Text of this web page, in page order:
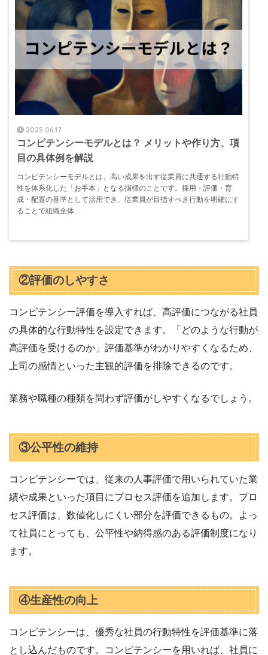
2025.06.17
コンピテンシーモデルとは？ メリットや作り方、項
目の具体例を解説
コンピテンシーモデルとは、高い成果を出す従業員に共通する行動特
性を体系化した「お手本」となる指標のことです。採用・評価・育
成・配置の基準として活用でき、従業員が目指すべき行動を明確にす
ることで組織全体...
②評価のしやすさ
コンピテンシー評価を導入すれば、高評価につながる社員
の具体的な行動特性を設定できます。「どのような行動が
高評価を受けるのか」評価基準がわかりやすくなるため、
上司の感情といった主観的評価を排除できるのです。
業務や職種の種類を問わず評価がしやすくなるでしょう。
③公平性の維持
コンピテンシーでは、従来の人事評価で用いられていた業
績や成果といった項目にプロセス評価を追加します。プロ
セス評価は、数値化しにくい部分を評価できるもの。よっ
て社員にとっても、公平性や納得感のある評価制度になり
ます。
④生産性の向上
コンピテンシーは、優秀な社員の行動特性を評価基準に落
とし込んだものです。コンピテンシーを用いれば、社員に